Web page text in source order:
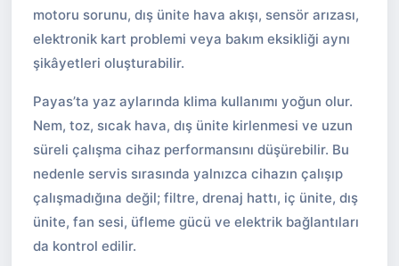
motoru sorunu, dış ünite hava akışı, sensör arızası,
elektronik kart problemi veya bakım eksikliği aynı
şikâyetleri oluşturabilir.
Payas’ta yaz aylarında klima kullanımı yoğun olur.
Nem, toz, sıcak hava, dış ünite kirlenmesi ve uzun
süreli çalışma cihaz performansını düşürebilir. Bu
nedenle servis sırasında yalnızca cihazın çalışıp
çalışmadığına değil; filtre, drenaj hattı, iç ünite, dış
ünite, fan sesi, üfleme gücü ve elektrik bağlantıları
da kontrol edilir.